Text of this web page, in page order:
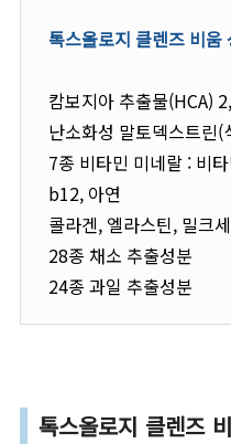
톡스올로지 클렌즈 비움
캄보지아 추출물(HCA)
난소화성 말토덱스트린
7종 비타민 미네랄 : 비
b12, 아연
콜라겐, 엘라스틴, 밀크
28종 채소 추출성분
24종 과일 추출성분
톡스올로지 클렌즈